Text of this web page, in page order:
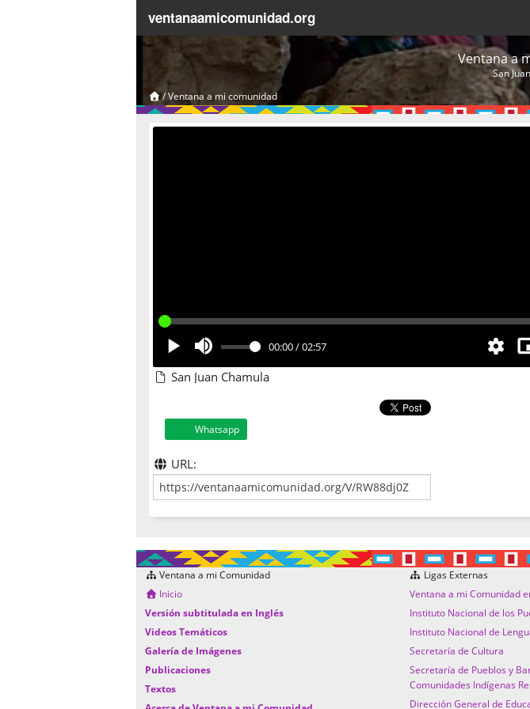
ventanaamicomunidad.org
Ventana a
San
/Ventana a mi comunidad
00:00/02:57
San Juan Chamula
Whatsapp
URL:
Ventana a mi Comunidad
Inicio
Versión subtitulada en Inglés
Videos Temáticos
Galería de Imágenes
Publicaciones
Textos
Ligas Externas
Ventana a mi Comunidad
Instituto Nacional de los
Instituto Nacional de
Secretaría de Cultura
Secretaría de Pueblos y
Comunidades Indígenas
Dirección General de